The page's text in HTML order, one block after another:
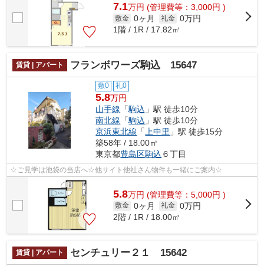
7.1万円 (管理費等：3,000円 )
敷金 0ヶ月 礼金 0万円
1階 / 1R / 17.82㎡
賃貸 | アパート フランボワーズ駒込 15647
敷0 礼0
5.8万円
山手線 「駒込 」駅 徒歩10分
南北線 「駒込 」駅 徒歩10分
京浜東北線 「上中里 」駅 徒歩15分
築58年 / 18.00㎡
東京都豊島区駒込 ６丁目
☆ご見学は池袋の当店へ☆他サイト他社さん物件も一緒にご案内☆
5.8万円 (管理費等：5,000円 )
敷金 0ヶ月 礼金 0万円
2階 / 1R / 18.00㎡
賃貸 | アパート センチュリー２１ 15642